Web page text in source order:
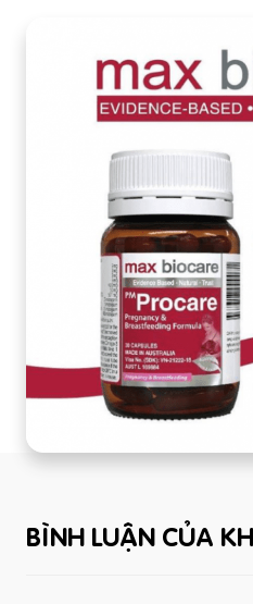
BÌNH LUẬN CỦA